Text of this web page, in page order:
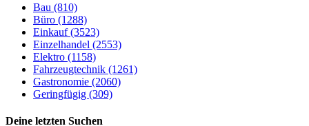
Bau (810)
Büro (1288)
Einkauf (3523)
Einzelhandel (2553)
Elektro (1158)
Fahrzeugtechnik (1261)
Gastronomie (2060)
Geringfügig (309)
Deine letzten Suchen